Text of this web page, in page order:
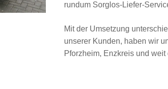
rundum Sorglos-Liefer-
Mit der Umsetzung
unserer Kunden, haben wir
Pforzheim, Enzkreis und